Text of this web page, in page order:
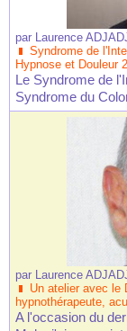
par Laurence
Syndrome de
Hypnose et Douleur
Le Syndrome de
Syndrome du
par Laurence
Un atelier avec le
hypnothérapeute,
A l'occasion du